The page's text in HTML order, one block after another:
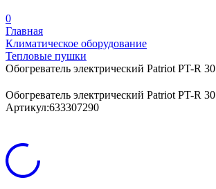
0
Главная
Климатическое оборудование
Тепловые пушки
Обогреватель электрический Patriot PT-R 30
Обогреватель электрический Patriot PT-R 30
Артикул:633307290